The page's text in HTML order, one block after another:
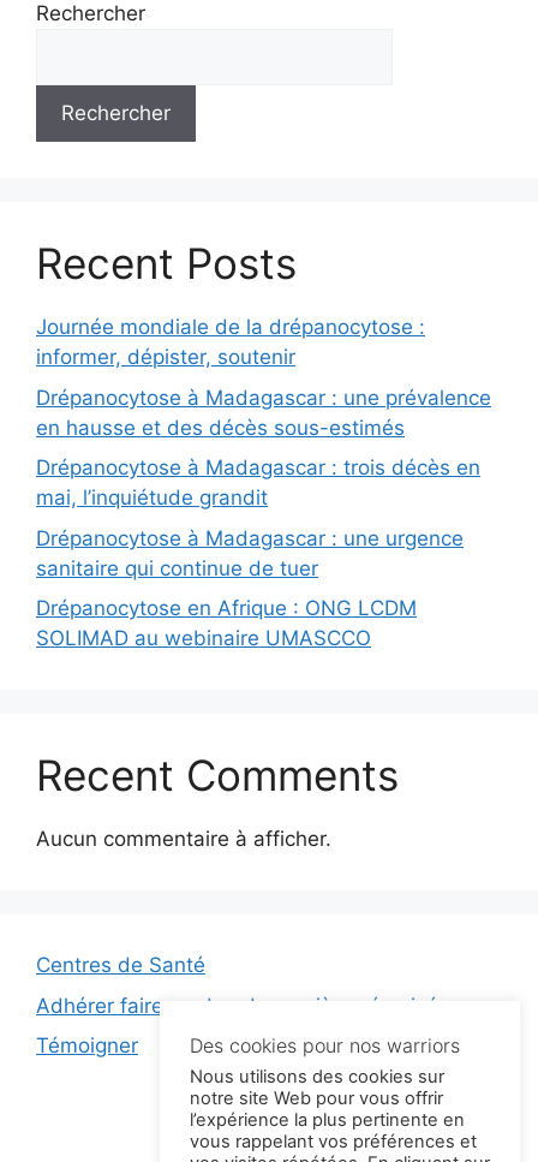
Rechercher
Rechercher
Recent Posts
Journée mondiale de la drépanocytose :
informer, dépister, soutenir
Drépanocytose à Madagascar : une prévalence
en hausse et des décès sous-estimés
Drépanocytose à Madagascar : trois décès en
mai, l’inquiétude grandit
Drépanocytose à Madagascar : une urgence
sanitaire qui continue de tuer
Drépanocytose en Afrique : ONG LCDM
SOLIMAD au webinaire UMASCCO
Recent Comments
Aucun commentaire à afficher.
Centres de Santé
Adhérer faire un don de manière sécurisé
Témoigner
Facebook
Instagram
LinkedIn
YouTube
Des cookies pour nos warriors
Nous utilisons des cookies sur
notre site Web pour vous offrir
l’expérience la plus pertinente en
vous rappelant vos préférences et